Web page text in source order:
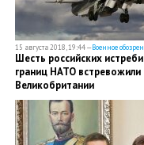
15 августа 2018, 19:44 —Военное
Шесть российских
границ НАТО
Великобритании